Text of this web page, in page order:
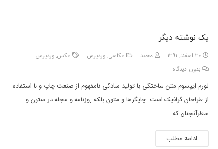
یک نوشته دیگر
۳۰ اسفند, ۱۳۹۱ محمد عکاسی, وردپرس عکس,وردپرس
بدون دیدگاه
لورم ایپسوم متن ساختگی با تولید سادگی نامفهوم از صنعت چاپ و با استفاده
از طراحان گرافیک است. چاپگرها و متون بلکه روزنامه و مجله در ستون و
سطرآنچنان که…
ادامه مطلب